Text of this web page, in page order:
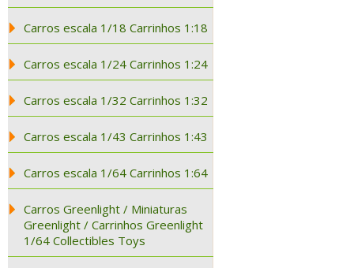
Carros escala 1/18 Carrinhos 1:18
Carros escala 1/24 Carrinhos 1:24
Carros escala 1/32 Carrinhos 1:32
Carros escala 1/43 Carrinhos 1:43
Carros escala 1/64 Carrinhos 1:64
Carros Greenlight / Miniaturas
Greenlight / Carrinhos Greenlight
1/64 Collectibles Toys